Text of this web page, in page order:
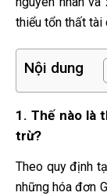
thiểu tổn thất tài
Nội dung
1. Thế nào là
trừ?
Theo quy định
những hóa đơn